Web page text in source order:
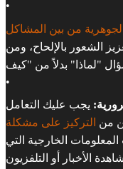
•
الجوهرية من بين المشاكل
الشعور بالإلحاح، ومن
•
يجب عليك التعامل
من التركيز على مشكلة
الخارجية التي
الأخبار أو التلفزيون